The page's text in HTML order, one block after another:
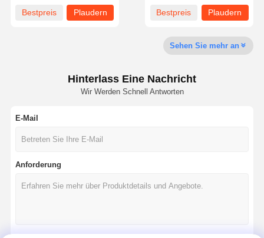
Qualitätskont
Rolle
Kontakt Nachrichten
Plaudern Sie
Jetzt
Außenbüro-Pod
Eis-Bad-Kühler
Bestpreis
Plaudern
Bestpreis
Plaudern
Sehen Sie mehr an
Hinterlass Eine Nachricht
Wir Werden Schnell Antworten
E-Mail
Anforderung